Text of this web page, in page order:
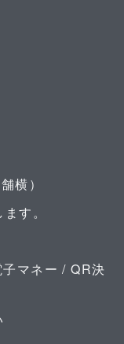
横）
す。
マネー / QR決